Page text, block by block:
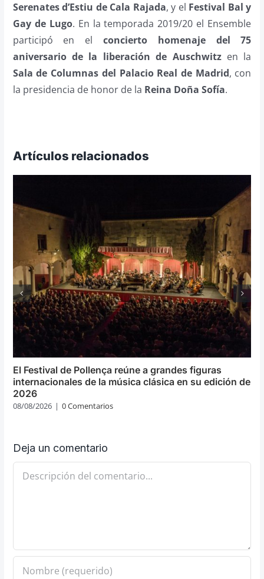
Serenates d’Estiu de Cala Rajada, y el Festival Bal y
Gay de Lugo. En la temporada 2019/20 el Ensemble
participó en el concierto homenaje del 75
aniversario de la liberación de Auschwitzen la
Sala de Columnas del Palacio Real de Madrid, con
la presidencia de honor de la Reina Doña Sofía.
Artículos relacionados
El Festival de Pollença reúne a grandes figuras
internacionales de la música clásica en su edición de
2026
08/08/2026 | 0 Comentarios
Deja un comentario
Comentario